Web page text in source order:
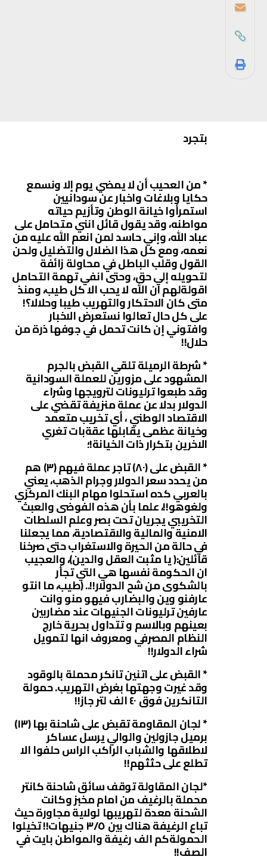
بتجرد
* من العحيب أن لا يمضي يوم إلا ونسمع
حكايا وبلاغات واخبار عن سودانيين
استمرأوا خيانة الوطن وتأزيم حياته
مواطنه، وقد يقول قائل انني متحامل على
عباد الله، وإني حاسد لمن انعم الله عليه من
نعمه، ومع كل هذا الضلال والتضليل ولحن
القول وقلب الباطل في محاولة زائفة
لتحويله إلي حق، وحتى انفي تهمة التحامل
اقولةلهم ان الله لا يحب الا كل طيب، ومنذ
متى كان الاحتكار والتهريب طيبا وحلالا؟!
على كل حال تعالوا نستعرض الاخبار
وافتوني إن كانت تحمل في جوفها ذرة من
حلال!!
* شرطة الرميلة تلقي القبض بالجرم
المشهود على مزورين للعملة السودانية
وقد طبعوا ترليونات لترويجها وشراء
الدولار بدلا عن عملة منزيفة تقضي على
الاقتصاد الوطني ، أي تخريب متعمد
وخيانة عظمى يقابلها عقةبات تغري
الاخرين بتكرار ذات الخيانة!؛
* القبض على (٨٠) تاجر عملة فيهم (٣) هم
من يحدد سعر الدولار وجرام الذهب، يعني
بالعربي كده استحلوا مهام البنك المركزي
ولغوهو!!، علما بأن هذه الفوضى والعبث
التخريبي يجريان تحت بصر وعلم السلطات
الامنية والمالية والاقتصادية، مما يجعلنا
في حالة من الحيرة والاستغراب حتى صرخنا
قائلين:( يا مثبت العقل والدين)، والعجيب
ان الحكومة نفسها هي التي تجأر
بالشكوى من شح الدولار!!.. (طيب، ما انتو
عارفنو وين والبضارب فيهو منو وانت
عارفين ترليونات الجنيهات عند مضاربين
بعينهم وبالاسم و تتداول بحرية خارج
النظام المصرفي ومعروف انها لتمويل
شراء الدولار!!
* القبض على اتنين تانكر محملة بالوقود
وقد غيرت وجهتها بغرض التهريب. حمولة
التانكرين فوق ٤٠ الف لتر جاز!!
* لجان المقاومة تقبض على شاحنة بها (١٣)
برميل جازولين والوالي يرسل عساكر
لاطلاقها والشباب الراكب الراس حلفوا الا
تطلع على حثثهم!!
*لجان المقاولة توقف سائق شاحنة كانتر
محملة بالرغيف من امام مخبز وكانت
الشحنة معدة لتهريبها لولاية مجاورة حيث
تباع الرغيفة هناك بين ٣/٥ جنيهات!! تخيلوا
الحمولةكم الف رغيفة والمواطن بايت في
الصف!!